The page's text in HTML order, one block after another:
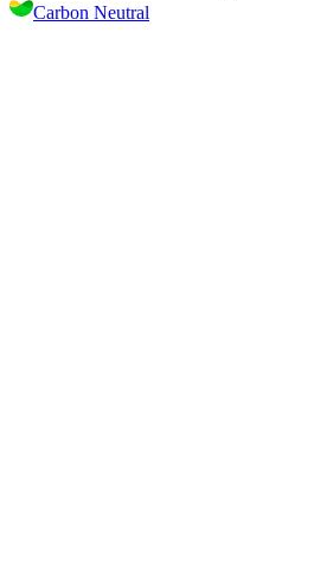
Carbon Neutral